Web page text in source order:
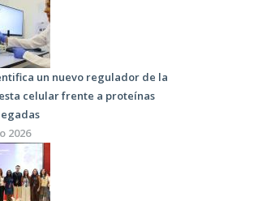
un nuevo regulador de la
celular frente a proteínas
2026